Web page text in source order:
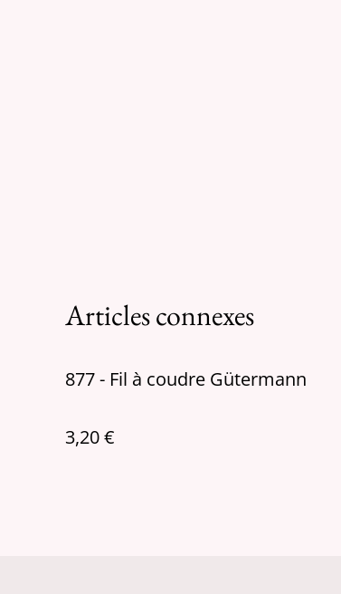
Articles connexes
877 - Fil à coudre Gütermann
3,20 €